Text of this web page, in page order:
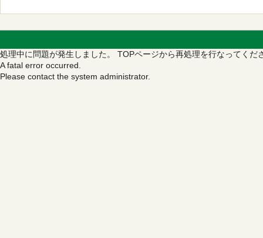
処理中に問題が発生しました。 TOPページから再処理を行なってくだ
A fatal error occurred.
Please contact the system administrator.